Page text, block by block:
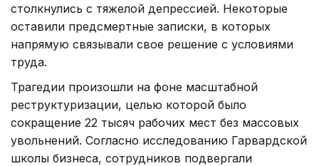
столкнулись с тяжелой депрессией. Некоторые
оставили предсмертные записки, в которых
напрямую связывали свое решение с условиями
труда.
Трагедии произошли на фоне масштабной
реструктуризации, целью которой было
сокращение 22 тысяч рабочих мест без массовых
увольнений. Согласно исследованию Гарвардской
школы бизнеса, сотрудников подвергали